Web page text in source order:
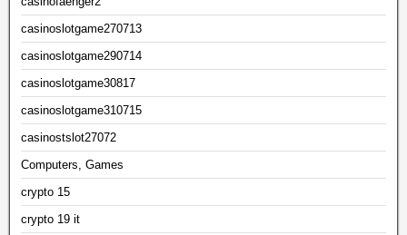
casinoslotgame270713
casinoslotgame290714
casinoslotgame30817
casinoslotgame310715
casinostslot27072
Computers, Games
crypto 15
crypto 19 it